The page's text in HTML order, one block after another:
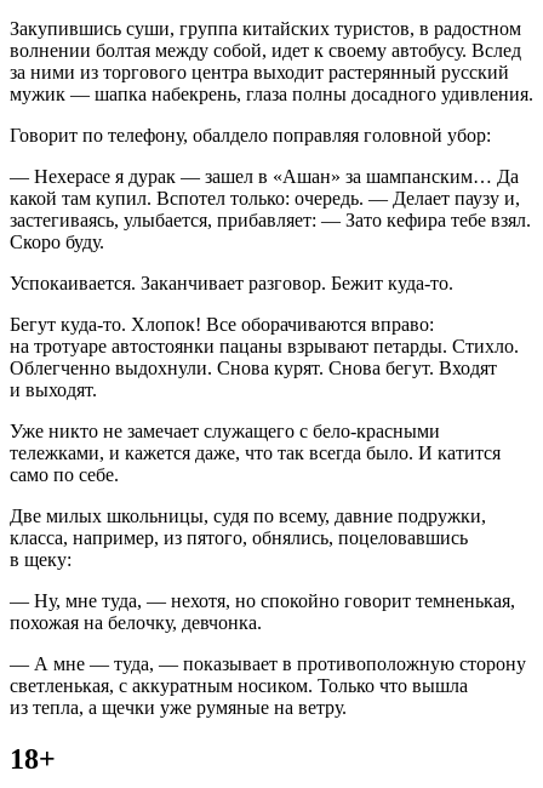
Закупившись суши, группа китайских туристов, в радостном
волнении болтая между собой, идет к своему автобусу. Вслед
за ними из торгового центра выходит растерянный русский
мужик — шапка набекрень, глаза полны досадного удивления.
Говорит по телефону, обалдело поправляя головной убор:
— Нехерасе я дурак — зашел в «Ашан» за шампанским… Да
какой там купил. Вспотел только: очередь. — Делает паузу и,
застегиваясь, улыбается, прибавляет: — Зато кефира тебе взял.
Скоро буду.
Успокаивается. Заканчивает разговор. Бежит куда-то.
Бегут куда-то. Хлопок! Все оборачиваются вправо:
на тротуаре автостоянки пацаны взрывают петарды. Стихло.
Облегченно выдохнули. Снова курят. Снова бегут. Входят
и выходят.
Уже никто не замечает служащего с бело-красными
тележками, и кажется даже, что так всегда было. И катится
само по себе.
Две милых школьницы, судя по всему, давние подружки,
класса, например, из пятого, обнялись, поцеловавшись
в щеку:
— Ну, мне туда, — нехотя, но спокойно говорит темненькая,
похожая на белочку, девчонка.
— А мне — туда, — показывает в противоположную сторону
светленькая, с аккуратным носиком. Только что вышла
из тепла, а щечки уже румяные на ветру.
18+